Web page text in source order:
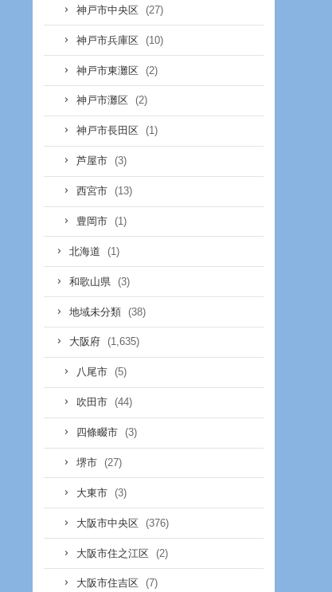
神戸市中央区 (27)
神戸市兵庫区 (10)
神戸市東灘区 (2)
神戸市灘区 (2)
神戸市長田区 (1)
芦屋市 (3)
西宮市 (13)
豊岡市 (1)
北海道 (1)
和歌山県 (3)
地域未分類 (38)
大阪府 (1,635)
八尾市 (5)
吹田市 (44)
四條畷市 (3)
堺市 (27)
大東市 (3)
大阪市中央区 (376)
大阪市住之江区 (2)
大阪市住吉区 (7)